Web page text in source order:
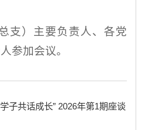
支）主要负责人、各党
参加会议。
子共话成长” 2026年第1期座谈